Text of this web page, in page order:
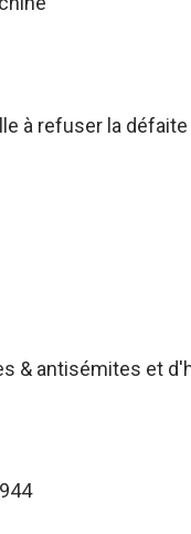
à refuser la
& antisémites et